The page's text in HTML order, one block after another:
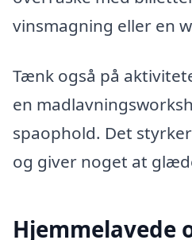
vinsmagning eller en
Tænk også på
en
spaophold. Det
og giver noget at
Hjemmelavede